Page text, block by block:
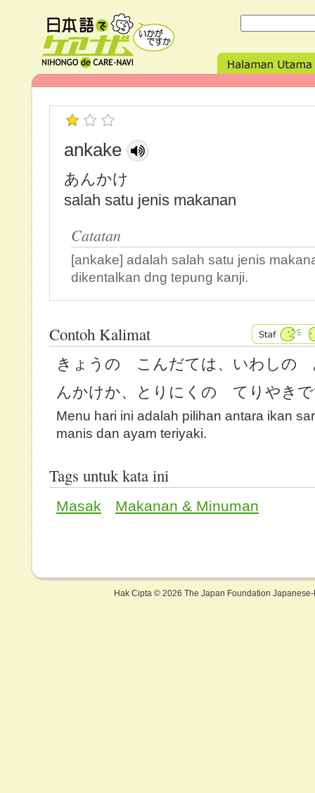
ankake
あんかけ
salah satu jenis makanan
Catatan
[ankake] adalah salah satu jenis
dikentalkan dng tepung kanji.
Contoh Kalimat
きょうの こんだては、いわし
んかけか、とりにくの てりやき
Menu hari ini adalah pilihan antara ikan
manis dan ayam teriyaki.
Tags untuk kata ini
Masak Makanan & Minuman
Hak Cipta © 2026 The Japan Foundation